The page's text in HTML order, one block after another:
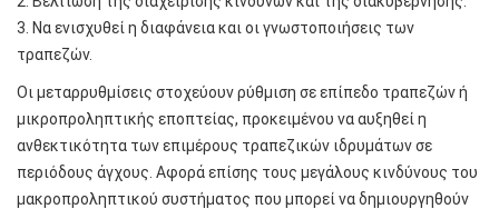
3. Να ενισχυθεί η διαφάνεια και οι γνωστοποιήσεις των
τραπεζών.
Οι μεταρρυθμίσεις στοχεύουν ρύθμιση σε επίπεδο τραπεζών ή
μικροπροληπτικής εποπτείας, προκειμένου να αυξηθεί η
ανθεκτικότητα των επιμέρους τραπεζικών ιδρυμάτων σε
περιόδους άγχους. Αφορά επίσης τους μεγάλους κινδύνους του
μακροπροληπτικού συστήματος που μπορεί να δημιουργηθούν